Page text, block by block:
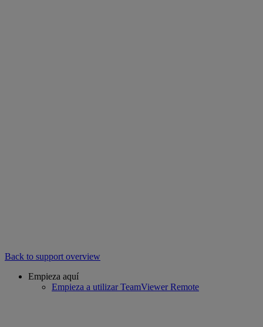
Back to support overview
Empieza aquí
Empieza a utilizar TeamViewer Remote